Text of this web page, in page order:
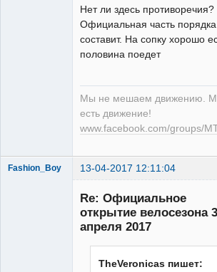
Нет ли здесь противоречия?
Официальная часть
составит. На сопку хорошо
половина поедет
Мы не мешаем движению.
есть движение!
www.facebook.com/groups/
Fashion_Boy 13-04-2017 12:11:04
Re: Официальное
открытие велосезона
апреля 2017
TheVeronicas пишет: